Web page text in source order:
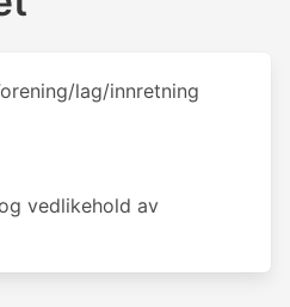
lag/innretning
vedlikehold av